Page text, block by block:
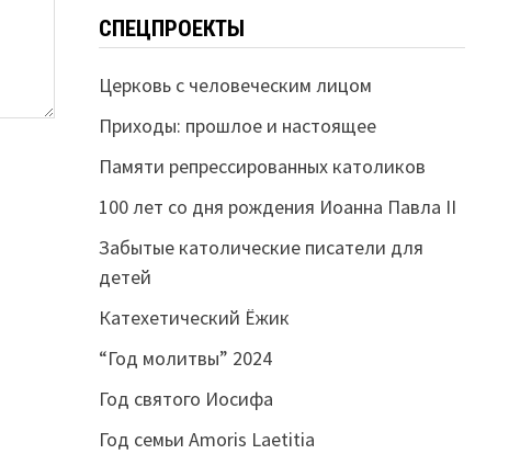
СПЕЦПРОЕКТЫ
Церковь с человеческим лицом
Приходы: прошлое и настоящее
Памяти репрессированных католиков
100 лет со дня рождения Иоанна Павла II
Забытые католические писатели для
детей
Катехетический Ёжик
“Год молитвы” 2024
Год святого Иосифа
Год семьи Amoris Laetitia